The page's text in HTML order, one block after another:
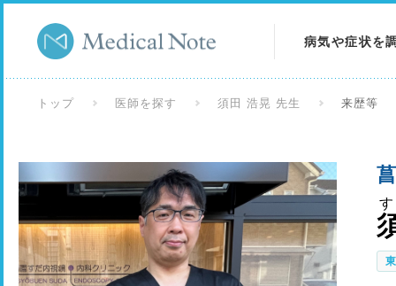
病気や症状を
検査を調べる
トップ 医師を探す 須田 浩晃 先生 来歴等